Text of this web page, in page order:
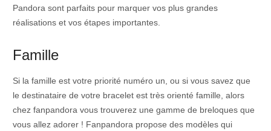
Pandora sont parfaits pour marquer vos plus grandes
réalisations et vos étapes importantes.
Famille
Si la famille est votre priorité numéro un, ou si vous savez que
le destinataire de votre bracelet est très orienté famille, alors
chez fanpandora vous trouverez une gamme de breloques que
vous allez adorer ! Fanpandora propose des modèles qui